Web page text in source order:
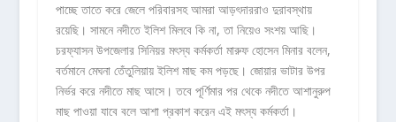
পাচ্ছে তাতে করে জেলে পরিবারসহ আমরা আড়ৎদাররাও দুরাবস্থায়
রয়েছি। সামনে নদীতে ইলিশ মিলবে কি না, তা নিয়েও সংশয় আছি।
চরফ্যাসন উপজেলার সিনিয়র মৎস্য কর্মকর্তা মারুফ হোসেন মিনার বলেন,
বর্তমানে মেঘনা তেঁতুলিয়ায় ইলিশ মাছ কম পড়ছে। জোয়ার ভাটার উপর
নির্ভর করে নদীতে মাছ আসে। তবে পূর্ণিমার পর থেকে নদীতে আশানুরুপ
মাছ পাওয়া যাবে বলে আশা প্রকাশ করেন এই মৎস্য কর্মকর্তা।